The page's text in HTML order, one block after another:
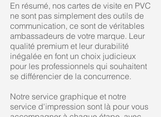
En résumé, nos cartes de visite en PVC
ne sont pas simplement des outils de
communication, ce sont de véritables
ambassadeurs de votre marque. Leur
qualité premium et leur durabilité
inégalée en font un choix judicieux
pour les professionnels qui souhaitent
se différencier de la concurrence.
Notre service graphique et notre
service d'impression sont là pour vous